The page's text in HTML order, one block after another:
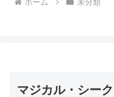
ホーム 未分類
マジカル・シー